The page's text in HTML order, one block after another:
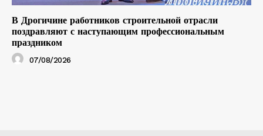
В Дрогичине работников строительной отрасли
поздравляют с наступающим профессиональным
праздником
07/08/2026